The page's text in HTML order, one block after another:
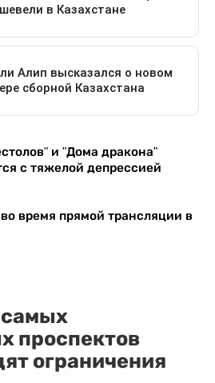
и "Дома дракона"
с тяжелой депрессией
время прямой трансляции в
проспектов
ограничения